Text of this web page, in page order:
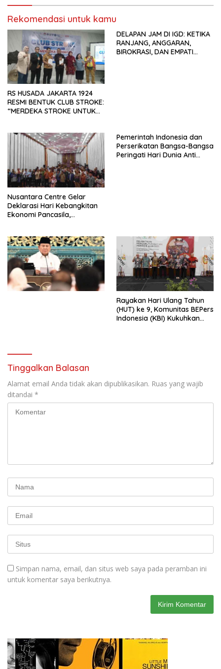
Pengembangan Organisasi
Mancanegara”.
Rekomendasi untuk kamu
RS HUSADA JAKARTA 1924
RESMI BENTUK CLUB STROKE:
“MERDEKA STROKE UNTUK
DELAPAN JAM DI IGD: KETIKA
RANJANG, ANGGARAN,
BIROKRASI, DAN EMPATI
Nusantara Centre Gelar
Deklarasi Hari Kebangkitan
Ekonomi Pancasila,
Penjajahan (Pergolakan
Ekonomi Politik Indonesia) &
Simposium Nasional “Urgensi
Undang-Undang
Perekonomian Nasional dan
Kesejahteraan Sosial dalam
Pemerintah Indonesia dan
Perserikatan Bangsa-Bangsa
Peringati Hari Dunia Anti
Rayakan Hari Ulang Tahun
(HUT) ke 9, Komunitas BEPers
Indonesia (KBI) Kukuhkan
Mancanegara”.
Tinggalkan Balasan
Alamat email Anda tidak akan dipublikasikan. Ruas yang wajib
ditandai *
Simpan nama, email, dan situs web saya pada peramban ini
untuk komentar saya berikutnya.